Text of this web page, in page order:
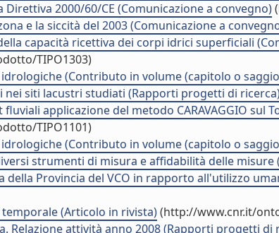
2000/60/CE (Comunicazione a convegno)
e la siccità del 2003 (Comunicazione a
capacità ricettiva dei corpi idrici superficiali
TIPO1303)
(Contributo in volume (capitolo o
siti lacustri studiati (Rapporti progetti di
applicazione del metodo CARAVAGGIO sul
TIPO1101)
(Contributo in volume (capitolo o
strumenti di misura e affidabilità delle misure
della Provincia del VCO in rapporto all'utilizzo
(Articolo in rivista)(http://www.cnr.it/
Relazione attività anno 2008 (Rapporti progetti di